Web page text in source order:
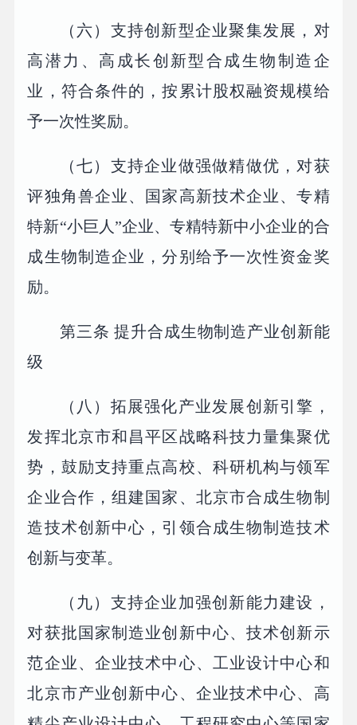
（六）支持创新型企业聚集发展，对
高潜力、高成长创新型合成生物制造企
业，符合条件的，按累计股权融资规模给
予一次性奖励。
（七）支持企业做强做精做优，对获
评独角兽企业、国家高新技术企业、专精
特新“小巨人”企业、专精特新中小企业的合
成生物制造企业，分别给予一次性资金奖
励。
第三条 提升合成生物制造产业创新能
级
（八）拓展强化产业发展创新引擎，
发挥北京市和昌平区战略科技力量集聚优
势，鼓励支持重点高校、科研机构与领军
企业合作，组建国家、北京市合成生物制
造技术创新中心，引领合成生物制造技术
创新与变革。
（九）支持企业加强创新能力建设，
对获批国家制造业创新中心、技术创新示
范企业、企业技术中心、工业设计中心和
北京市产业创新中心、企业技术中心、高